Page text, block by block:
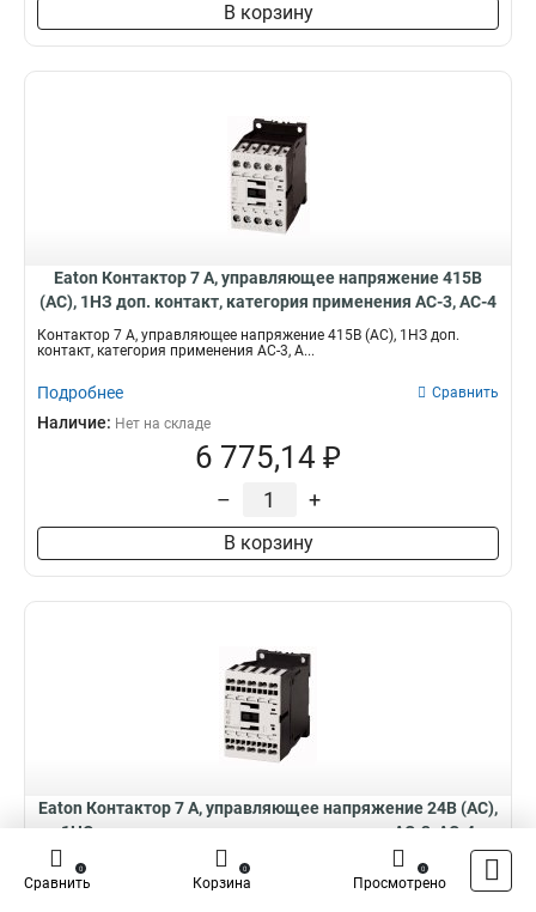
В корзину
Eaton Контактор 7 А, управляющее напряжение 415В
(АС), 1НЗ доп. контакт, категория применения AC-3, AC-4
DILM7-01(415V50HZ,480V60HZ)
Контактор 7 А, управляющее напряжение 415В (АС), 1НЗ доп.
контакт, категория применения AC-3, A...
Подробнее Сравнить
Наличие: Нет на складе
6 775,14 ₽
– +
В корзину
Eaton Контактор 7 А, управляющее напряжение 24В (АС),
1НОдоп. контакт, категория применения AC-3, AC-4
DILMC7-10(24V50HZ)
Контактор 7 А, управляющее напряжение 24В (АС), 1НОдоп.
контакт, категория применения AC-3, AC-...
Сравнить
0
Корзина
0
Просмотрено
0